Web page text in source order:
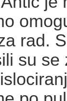
rad.
su se